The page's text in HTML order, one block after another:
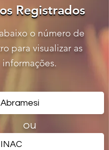
Registrados
Registrados
o número de
para visualizar as
informações.
ou